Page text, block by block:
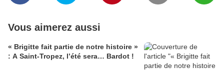
Vous aimerez aussi
« Brigitte fait partie de notre histoire »
: A Saint-Tropez, l’été sera… Bardot !